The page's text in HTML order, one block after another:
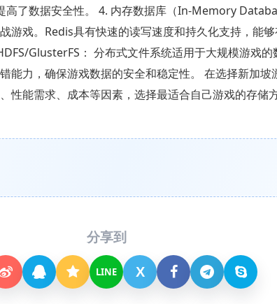
高了数据安全性。 4. 内存数据库（In-Memory
游戏。Redis具有快速的读写速度和持久化支持，能
GlusterFS： 分布式文件系统适用于大规模游戏
能力，确保游戏数据的安全和稳定性。 在选择新加坡
性能需求、成本等因素，选择最适合自己游戏的存储
分享到
LINE X